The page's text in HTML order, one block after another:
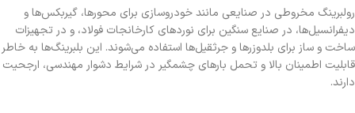
رولبرینگ‌ مخروطی در صنایعی مانند خودروسازی برای محورها، گیربکس‌ها و
دیفرانسیل‌ها، در صنایع سنگین برای نوردهای کارخانجات فولاد، و در تجهیزات
ساخت و ساز برای بلدوزرها و جرثقیل‌ها استفاده می‌شوند. این بلبرینگ‌ها به خاطر
قابلیت اطمینان بالا و تحمل بارهای چشمگیر در شرایط دشوار مهندسی، ارجحیت
دارند.